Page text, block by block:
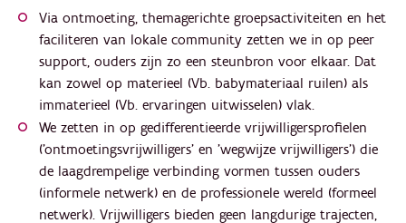
Via ontmoeting, themagerichte groepsactiviteiten en het
faciliteren van lokale community zetten we in op peer
support, ouders zijn zo een steunbron voor elkaar. Dat
kan zowel op materieel (Vb. babymateriaal ruilen) als
immaterieel (Vb. ervaringen uitwisselen) vlak.
We zetten in op gedifferentieerde vrijwilligersprofielen
('ontmoetingsvrijwilligers' en 'wegwijze vrijwilligers') die
de laagdrempelige verbinding vormen tussen ouders
(informele netwerk) en de professionele wereld (formeel
netwerk). Vrijwilligers bieden geen langdurige trajecten,